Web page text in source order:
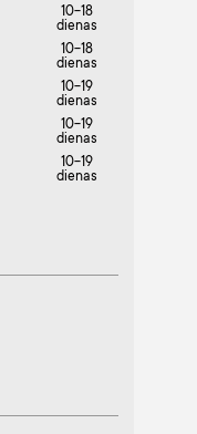
10-18
dienas
10-18
dienas
10-19
dienas
10-19
dienas
10-19
dienas